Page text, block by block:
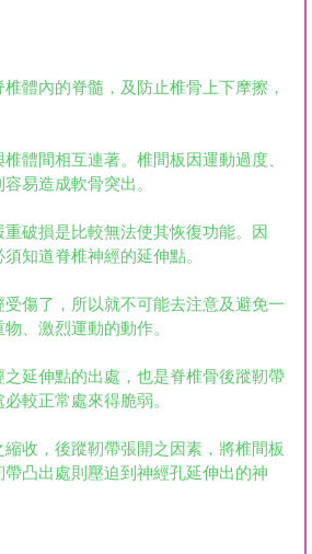
體內的脊髓，及防止椎骨上下摩擦，
體間相互連著。椎間板因運動過度、
易造成軟骨突出。
破損是比較無法使其恢復功能。因
知道脊椎神經的延伸點。
傷了，所以就不可能去注意及避免一
、激烈運動的動作。
延伸點的出處，也是脊椎骨後蹤靭帶
較正常處來得脆弱。
收，後蹤靭帶張開之因素，將椎間板
凸出處則壓迫到神經孔延伸出的神